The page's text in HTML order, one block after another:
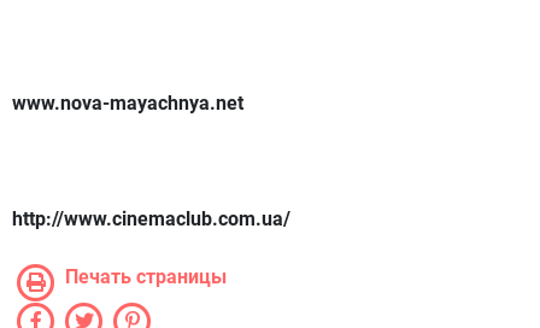
www.nova-mayachnya.net
http://www.cinemaclub.com.ua/
Печать страницы